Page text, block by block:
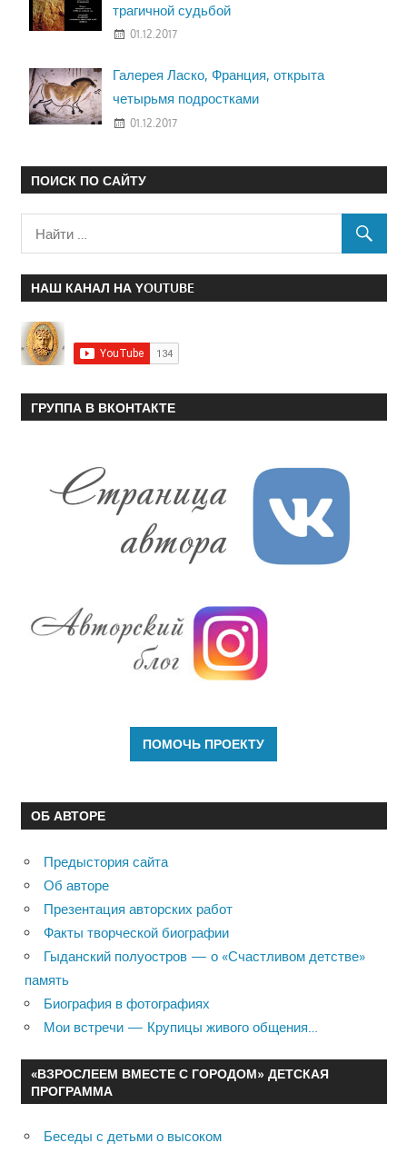
трагичной судьбой
01.12.2017
Галерея Ласко, Франция, открыта
четырьмя подростками
01.12.2017
ПОИСК ПО САЙТУ
НАШ КАНАЛ НА YOUTUBE
ГРУППА В ВКОНТАКТЕ
ОБ АВТОРЕ
Предыстория сайта
Об авторе
Презентация авторских работ
Факты творческой биографии
Гыданский полуостров — о «Счастливом детстве»
память
Биография в фотографиях
Мои встречи — Крупицы живого общения…
«ВЗРОСЛЕЕМ ВМЕСТЕ С ГОРОДОМ» ДЕТСКАЯ
ПРОГРАММА
Беседы с детьми о высоком